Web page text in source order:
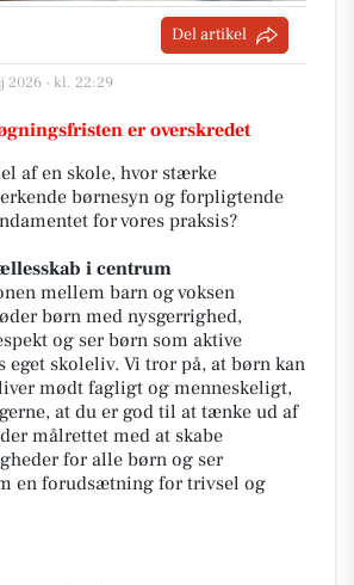
Del artikel
2026 - kl. 22:29
er overskredet
af en skole, hvor stærke
børnesyn og forpligtende
for vores praksis?
i centrum
mellem barn og voksen
børn med nysgerrighed,
og ser børn som aktive
eget skoleliv. Vi tror på, at børn kan
mødt fagligt og menneskeligt,
at du er god til at tænke ud af
målrettet med at skabe
for alle børn og ser
en forudsætning for trivsel og